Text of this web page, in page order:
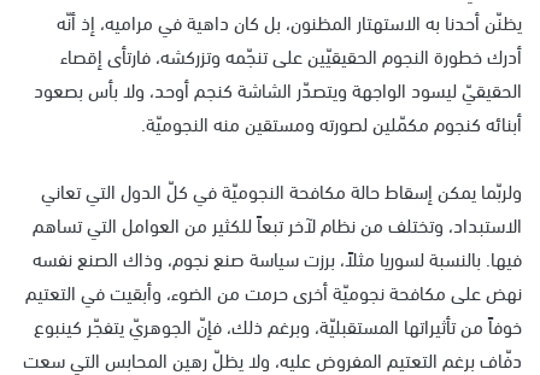
يظنّن أحدنا به الاستهتار المظنون، بل كان داهية في مراميه، إذ أنّه
أدرك خطورة النجوم الحقيقيّين على تنجّمه وتزركشه، فارتأى إقصاء
الحقيقيّ ليسود الواجهة ويتصدّر الشاشة كنجم أوحد، ولا بأس بصعود
أبنائه كنجوم مكمّلين لصورته ومستقين منه النجوميّة.
ولربّما يمكن إسقاط حالة مكافحة النجوميّة في كلّ الدول التي تعاني
الاستبداد، وتختلف من نظام لآخر تبعاً للكثير من العوامل التي تساهم
فيها. بالنسبة لسوريا مثلاً، برزت سياسة صنع نجوم، وذاك الصنع نفسه
نهض على مكافحة نجوميّة أخرى حرمت من الضوء، وأبقيت في التعتيم
خوفاً من تأثيراتها المستقبليّة، وبرغم ذلك، فإنّ الجوهريّ يتفجّر كينبوع
دفّاف برغم التعتيم المفروض عليه، ولا يظلّ رهين المحابس التي سعت